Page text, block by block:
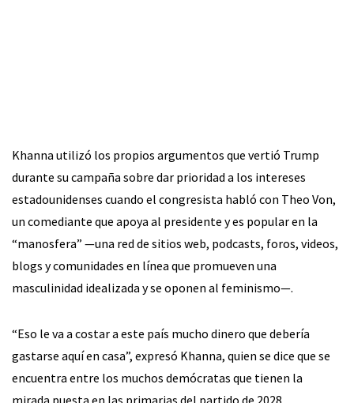
Khanna utilizó los propios argumentos que vertió Trump
durante su campaña sobre dar prioridad a los intereses
estadounidenses cuando el congresista habló con Theo Von,
un comediante que apoya al presidente y es popular en la
“manosfera” —una red de sitios web, podcasts, foros, videos,
blogs y comunidades en línea que promueven una
masculinidad idealizada y se oponen al feminismo—.
“Eso le va a costar a este país mucho dinero que debería
gastarse aquí en casa”, expresó Khanna, quien se dice que se
encuentra entre los muchos demócratas que tienen la
mirada puesta en las primarias del partido de 2028.